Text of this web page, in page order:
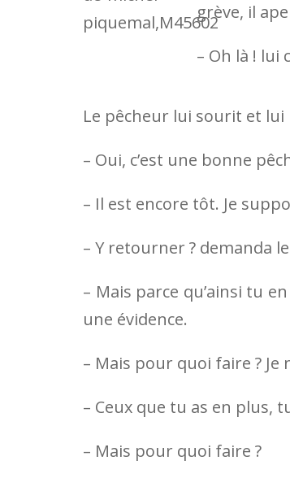
grève, il
– Oh là ! lui
Le pêcheur lui sourit et
– Oui, c’est une bonne
– Il est encore tôt. Je
– Y retourner ? demanda
– Mais parce qu’ainsi tu
une évidence.
– Mais pour quoi faire ? Je
– Ceux que tu as en plus,
– Mais pour quoi faire ?